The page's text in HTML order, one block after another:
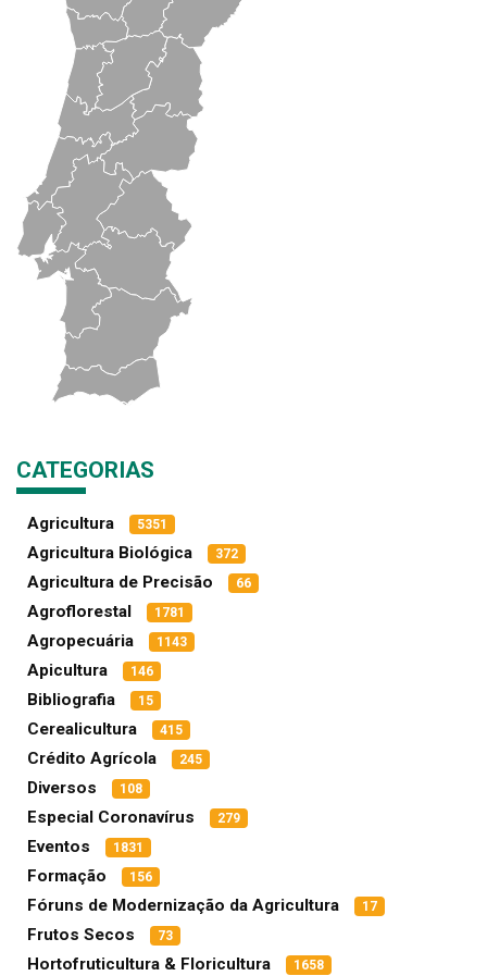
CATEGORIAS
Agricultura 5351
Agricultura Biológica 372
Agricultura de Precisão 66
Agroflorestal 1781
Agropecuária 1143
Apicultura 146
Bibliografia 15
Cerealicultura 415
Crédito Agrícola 245
Diversos 108
Especial Coronavírus 279
Eventos 1831
Formação 156
Fóruns de Modernização da Agricultura 17
Frutos Secos 73
Hortofruticultura & Floricultura 1658